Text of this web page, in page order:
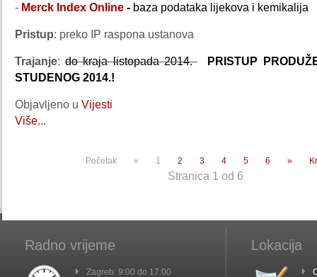
- Merck Index Online - baza podataka lijekova i kemikalija
Pristup: preko IP raspona ustanova
Trajanje:do kraja listopada 2014.
PRISTUP
STUDENOG 2014.!
Objavljeno u Vijesti
Više...
Početak « 1 2 3 4 5 6 »
Stranica 1 od 6
Radno vrijeme
Zagreb: 9:00 do 17:00
Lokacija